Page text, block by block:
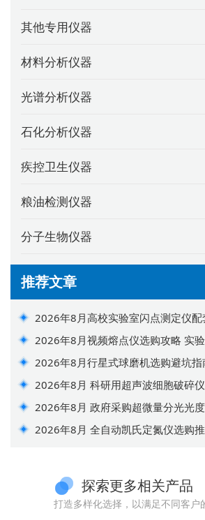
其他专用仪器
材料分析仪器
光谱分析仪器
石化分析仪器
疾控卫生仪器
粮油检测仪器
分子生物仪器
推荐文章
2026年8月高校实验室闪点测定仪配
2026年8月视频熔点仪选购攻略 实
2026年8月行星式球磨机选购避坑指
2026年8月 科研用超声波细胞破碎
2026年8月 政府采购超微量分光光
2026年8月 全自动凯氏定氮仪选购
探索更多相关产品
打造多样化选择，以满足不同客户